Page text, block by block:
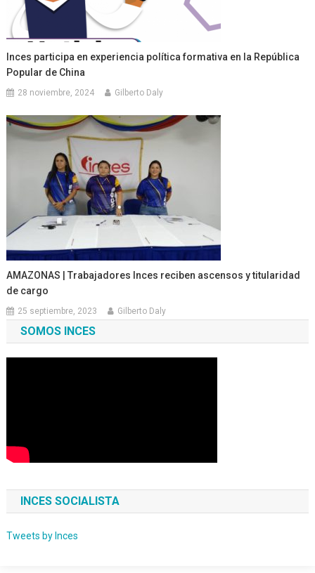
Inces participa en experiencia política formativa en la República
Popular de China
28 noviembre, 2024 Gilberto Daly
AMAZONAS | Trabajadores Inces reciben ascensos y titularidad
de cargo
25 septiembre, 2023 Gilberto Daly
SOMOS INCES
INCES SOCIALISTA
Tweets by Inces